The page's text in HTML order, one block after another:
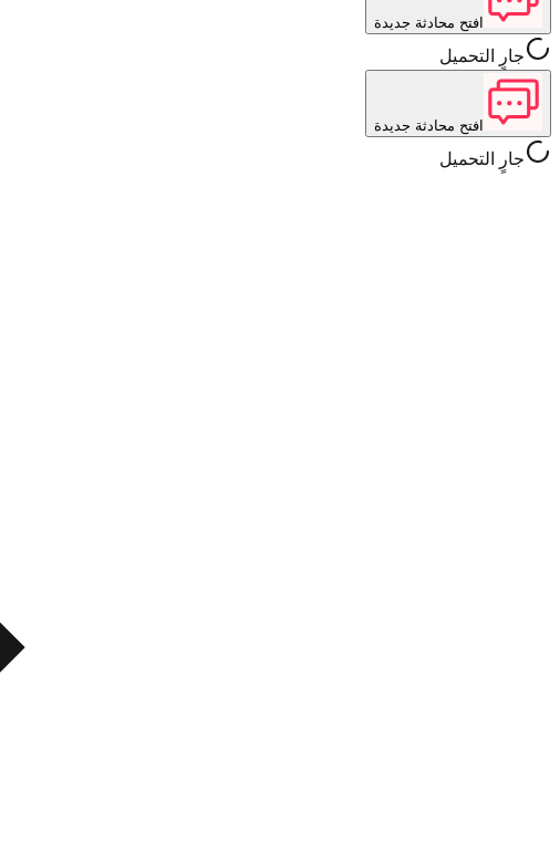
افتح محادثة جديدة
جارٍ التحميل
افتح محادثة جديدة
جارٍ التحميل